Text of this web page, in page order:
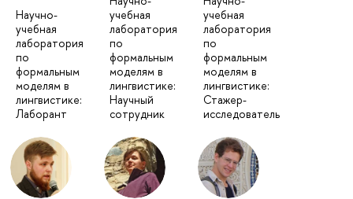
Научно-
учебная
лаборатория
по
формальным
моделям в
лингвистике:
Лаборант
учебная
лаборатория
по
формальным
моделям в
лингвистике:
Научный
сотрудник
учебная
лаборатория
по
формальным
моделям в
лингвистике:
Стажер-
исследователь